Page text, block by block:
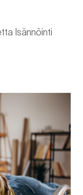
Isännöinti